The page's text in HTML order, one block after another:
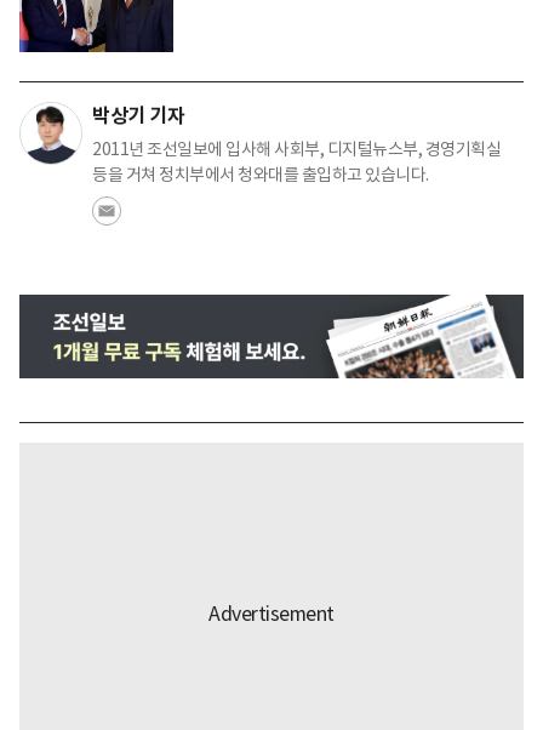
박상기 기자
2011년 조선일보에 입사해 사회부, 디지털뉴스부, 경영기획실
등을 거쳐 정치부에서 청와대를 출입하고 있습니다.